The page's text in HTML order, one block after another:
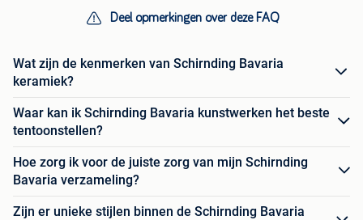
Deel opmerkingen over deze FAQ
Wat zijn de kenmerken van Schirnding Bavaria
keramiek?
Waar kan ik Schirnding Bavaria kunstwerken het beste
tentoonstellen?
Hoe zorg ik voor de juiste zorg van mijn Schirnding
Bavaria verzameling?
Zijn er unieke stijlen binnen de Schirnding Bavaria